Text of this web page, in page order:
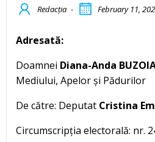
Redacția - February 11,
Adresată:
Doamnei Diana-Anda
Mediului, Apelor și Pădurilor
De către: Deputat Cristina
Circumscripția electorală: nr.